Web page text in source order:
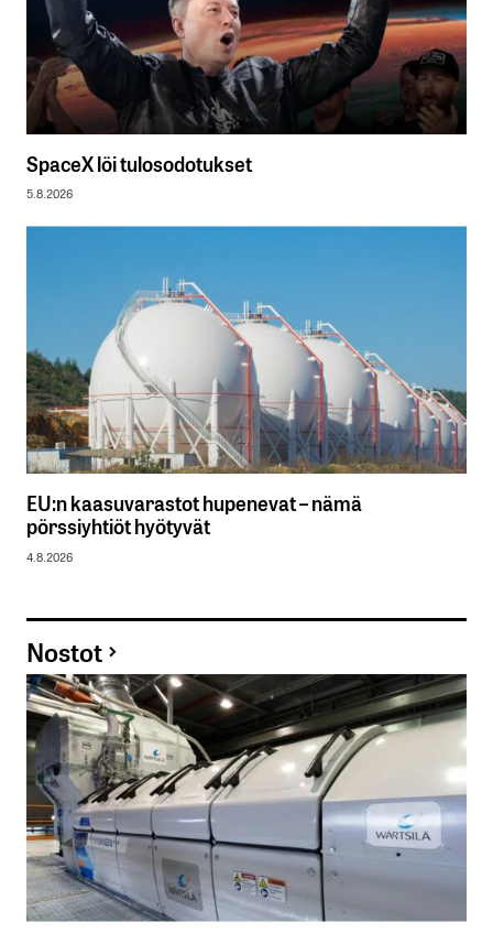
SpaceX löi tulosodotukset
5.8.2026
EU:n kaasuvarastot hupenevat – nämä
pörssiyhtiöt hyötyvät
4.8.2026
Nostot